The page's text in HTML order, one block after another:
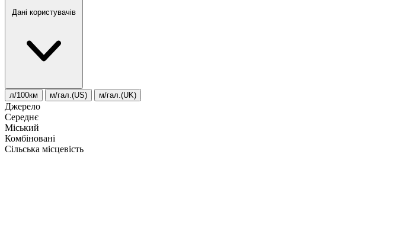
Дані користувачів
л/100км м/гал.(US) м/гал.(UK)
Джерело
Середнє
Міський
Комбіновані
Сільська місцевість